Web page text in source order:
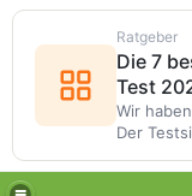
Ratgeber
Die 7
Test
Wir
Der